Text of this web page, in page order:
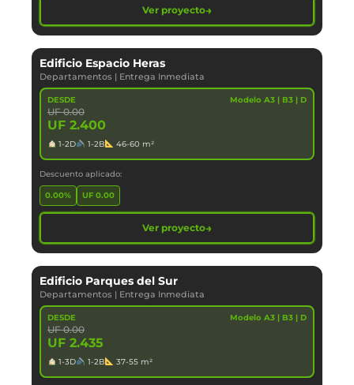
Ver proyecto→
Edificio Espacio Heras
Departamentos | Entrega Inmediata
DESDE Modelo A3 | B3 | D
UF 0.00
UF 2.400
1-2D 1-2B 46-60 m²
Descuento aplicado:
0.00% UF 0.00
Ver proyecto→
Edificio Parques del Sur
Departamentos | Entrega Inmediata
DESDE Modelo A3 | B3 | D
UF 0.00
UF 2.435
1-3D 1-2B 37-55 m²